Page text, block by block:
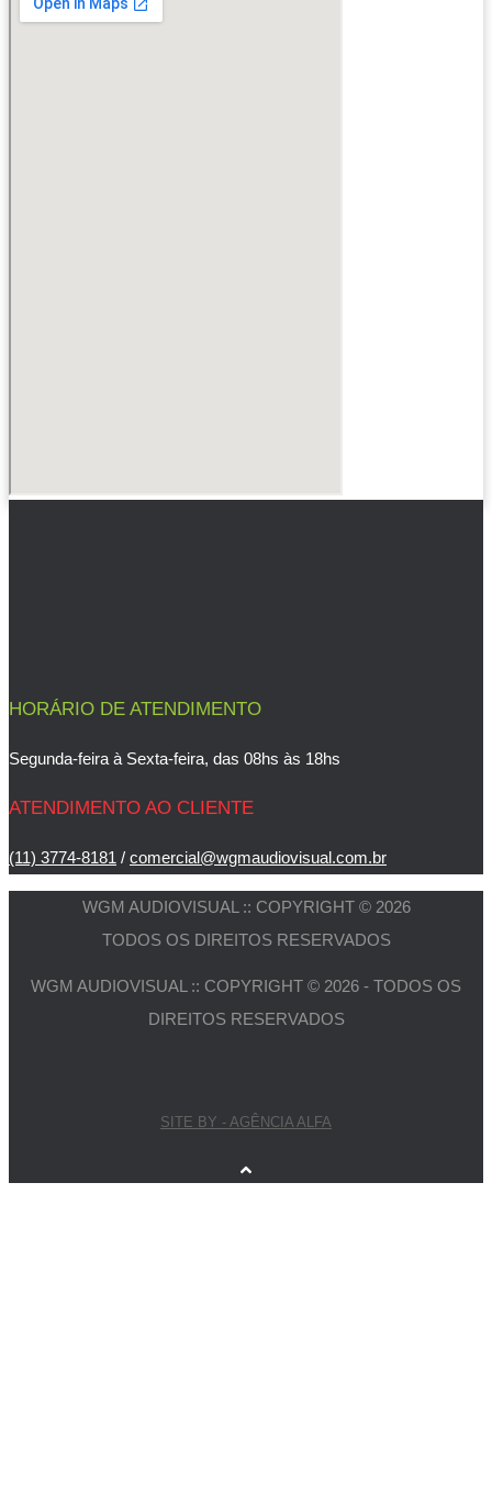
HORÁRIO DE ATENDIMENTO
Segunda-feira à Sexta-feira, das 08hs às 18hs
ATENDIMENTO AO CLIENTE
(11) 3774-8181 / comercial@wgmaudiovisual.com.br
WGM AUDIOVISUAL :: COPYRIGHT © 2026
TODOS OS DIREITOS RESERVADOS
WGM AUDIOVISUAL :: COPYRIGHT © 2026 - TODOS OS
DIREITOS RESERVADOS
SITE BY - AGÊNCIA ALFA